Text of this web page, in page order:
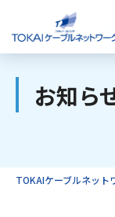
ご
お知ら
TOKAIケーブルネット